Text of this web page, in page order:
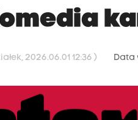
2026.06.01 12:36 ) Data